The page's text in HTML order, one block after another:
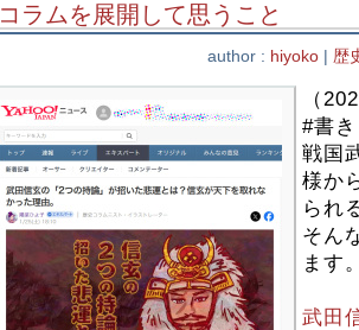
コラムを展開して思うこと
author : hiyoko 歴
（
#書
戦国
様か
られ
そん
ます
武田